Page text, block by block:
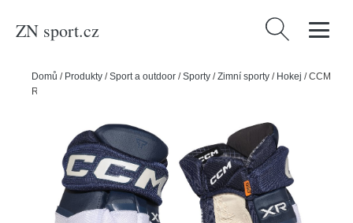
ZN sport.cz Vyhledávání
Domů / Produkty /Sport a outdoor /Sporty /Zimní sporty / Hokej /CCM
Rukavice CCM Tacks XR Pro JR, Junior, 11", černá-šedá